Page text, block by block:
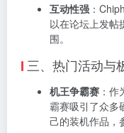
互动性强 ：
以在论坛上发帖
围。
三、热门活动与
机王争霸赛 ：
霸赛吸引了众多
己的装机作品，